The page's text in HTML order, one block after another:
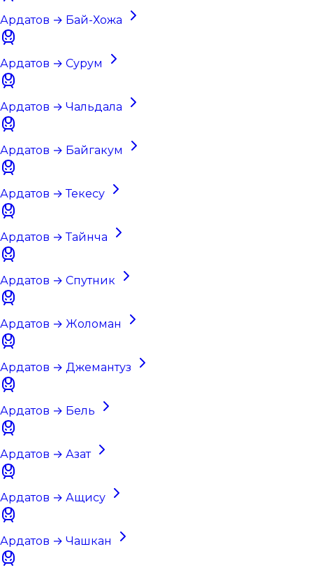
Ардатов → Бай-Хожа
Ардатов → Сурум
Ардатов → Чальдала
Ардатов → Байгакум
Ардатов → Текесу
Ардатов → Тайнча
Ардатов → Спутник
Ардатов → Жоломан
Ардатов → Джемантуз
Ардатов → Бель
Ардатов → Азат
Ардатов → Ащису
Ардатов → Чашкан